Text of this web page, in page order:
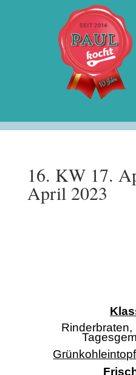
16. KW 17.
April 2023
Rinderbraten,